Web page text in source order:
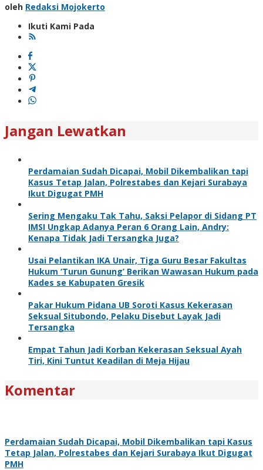
oleh Redaksi Mojokerto
Ikuti Kami Pada
Jangan Lewatkan
Perdamaian Sudah Dicapai, Mobil Dikembalikan tapi
Kasus Tetap Jalan, Polrestabes dan Kejari Surabaya
Ikut Digugat PMH
Sering Mengaku Tak Tahu, Saksi Pelapor di Sidang PT
IMSI Ungkap Adanya Peran 6 Orang Lain, Andry:
Kenapa Tidak Jadi Tersangka Juga?
Usai Pelantikan IKA Unair, Tiga Guru Besar Fakultas
Hukum ‘Turun Gunung’ Berikan Wawasan Hukum pada
Kades se Kabupaten Gresik
Pakar Hukum Pidana UB Soroti Kasus Kekerasan
Seksual Situbondo, Pelaku Disebut Layak Jadi
Tersangka
Empat Tahun Jadi Korban Kekerasan Seksual Ayah
Tiri, Kini Tuntut Keadilan di Meja Hijau
Komentar
Perdamaian Sudah Dicapai, Mobil Dikembalikan tapi Kasus
Tetap Jalan, Polrestabes dan Kejari Surabaya Ikut Digugat
PMH